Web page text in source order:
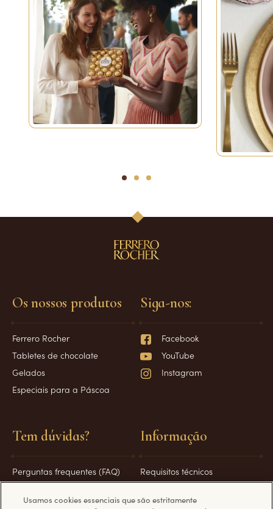
1 2 3
Os nossos produtos
Ferrero Rocher
Tabletes de chocolate
Gelados
Especiais para a Páscoa
Tem dúvidas?
Perguntas frequentes (FAQ)
Informação
Requisitos técnicos
Política de cookies
Siga-nos:
Facebook
YouTube
Instagram
Usamos cookies essenciais que são estritamente